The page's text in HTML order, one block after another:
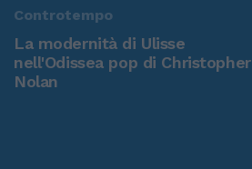
Controtempo
La modernità di Ulisse
nell'Odissea pop di Christopher
Nolan